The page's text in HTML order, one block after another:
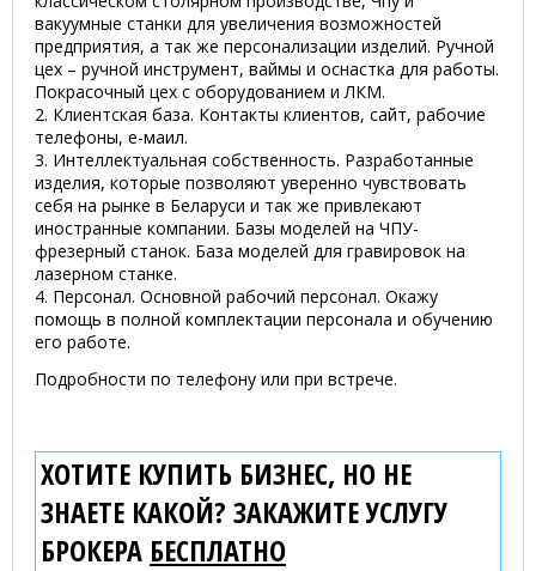
вакуумные станки для увеличения возможностей
предприятия, а так же персонализации изделий. Ручной
цех – ручной инструмент, ваймы и оснастка для работы.
Покрасочный цех с оборудованием и ЛКМ.
2. Клиентская база. Контакты клиентов, сайт, рабочие
телефоны, е-маил.
3. Интеллектуальная собственность. Разработанные
изделия, которые позволяют уверенно чувствовать
себя на рынке в Беларуси и так же привлекают
иностранные компании. Базы моделей на ЧПУ-
фрезерный станок. База моделей для гравировок на
лазерном станке.
4. Персонал. Основной рабочий персонал. Окажу
помощь в полной комплектации персонала и обучению
его работе.
Подробности по телефону или при встрече.
ХОТИТЕ КУПИТЬ БИЗНЕС, НО НЕ
ЗНАЕТЕ КАКОЙ? ЗАКАЖИТЕ УСЛУГУ
БРОКЕРА БЕСПЛАТНО